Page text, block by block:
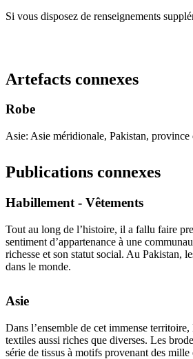
Si vous disposez de renseignements
Artefacts connexes
Robe
Asie: Asie méridionale, Pakistan,
Publications connexes
Habillement - Vêtements
Tout au long de l’histoire, il a fallu faire
sentiment d’appartenance à une
richesse et son statut social. Au Pakistan,
dans le monde.
Asie
Dans l’ensemble de cet immense
textiles aussi riches que diverses. Les
série de tissus à motifs provenant des